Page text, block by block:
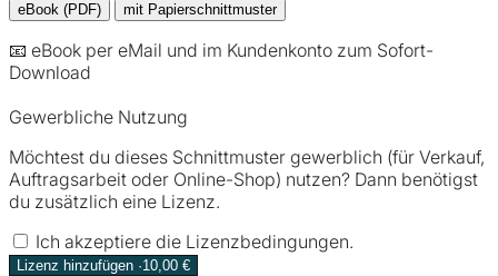
eBook (PDF) mit Papierschnittmuster
📧 eBook per eMail und im Kundenkonto zum Sofort-
Download
Gewerbliche Nutzung
Möchtest du dieses Schnittmuster gewerblich (für Verkauf,
Auftragsarbeit oder Online-Shop) nutzen? Dann benötigst
du zusätzlich eine Lizenz.
Ich akzeptiere die Lizenzbedingungen.
Lizenz hinzufügen ·10,00 €